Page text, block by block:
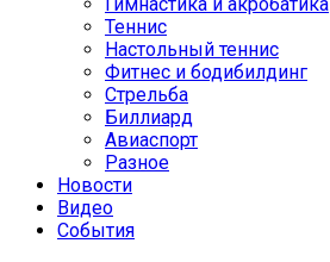
Теннис
Настольный теннис
Фитнес и бодибилдинг
Стрельба
Биллиард
Авиаспорт
Разное
Новости
Видео
События